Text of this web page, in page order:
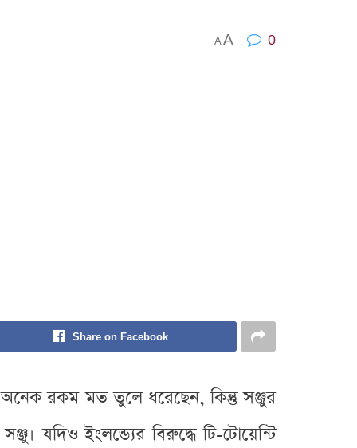
AA 0
Share on Facebook
অনেক রকম মত তুলে ধরেছেন, কিন্তু সঞ্জুর
যদিও ইংলন্ড্যের বিরুদ্ধে টি-টোয়েন্টি